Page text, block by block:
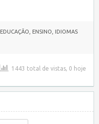
EDUCAÇÃO, ENSINO, IDIOMAS
1443 total de vistas, 0 hoje